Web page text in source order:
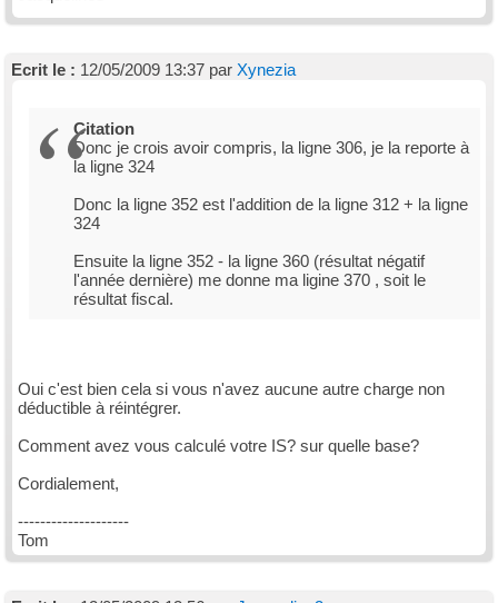
Ecrit le : 12/05/2009 13:37 par Xynezia
Citation
Donc je crois avoir compris, la ligne 306, je la reporte à
la ligne 324
Donc la ligne 352 est l'addition de la ligne 312 + la ligne
324
Ensuite la ligne 352 - la ligne 360 (résultat négatif
l'année dernière) me donne ma ligine 370 , soit le
résultat fiscal.
Oui c'est bien cela si vous n'avez aucune autre charge non
déductible à réintégrer.
Comment avez vous calculé votre IS? sur quelle base?
Cordialement,
--------------------
Tom